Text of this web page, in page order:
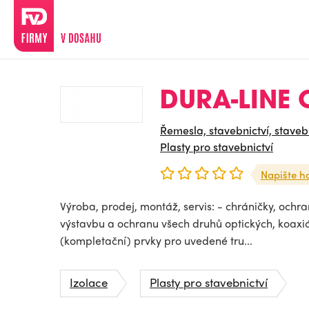
DURA-LINE
Řemesla, stavebnictví,
Plasty pro stavebnictví
Napište
Výroba, prodej, montáž, servis: - chráničky,
výstavbu a ochranu všech druhů optických,
(kompletační) prvky pro uvedené tru...
Izolace Plasty pro stavebnictví